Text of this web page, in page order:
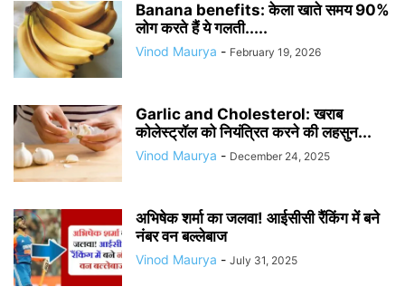
Banana benefits: केला खाते समय 90%
लोग करते हैं ये गलती.....
Vinod Maurya - February 19, 2026
Garlic and Cholesterol: खराब
कोलेस्ट्रॉल को नियंत्रित करने की लहसुन...
Vinod Maurya - December 24, 2025
​अभिषेक शर्मा का जलवा! आईसीसी रैंकिंग में बने
नंबर वन बल्लेबाज
Vinod Maurya - July 31, 2025